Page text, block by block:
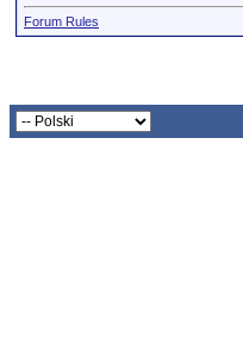
Forum Rules